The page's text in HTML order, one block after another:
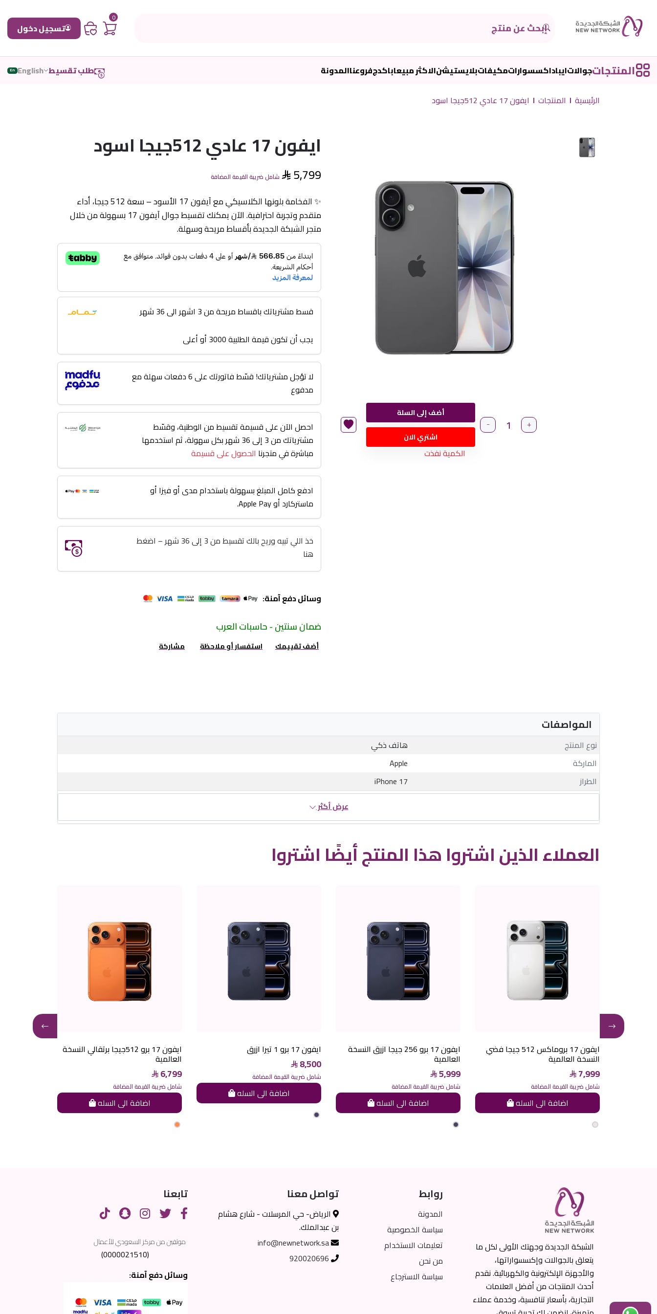
0
تسجيل دخول
المنتجاتجوالاتايباداكسسواراتمكيفاتبلايستيشنالاكثر مبيعاباكدجفروعناالمدونة طلب تقسيط English
En
الرئيسية المنتجات ايفون 17 عادي 512جيجا اسود
- +
أضف إلى السلة
اشتري الان
الكمية نفذت
ايفون 17 عادي 512جيجا اسود
5,799 شامل ضريبة القيمة المضافة
✨ الفخامة بلونها الكلاسيكي مع آيفون 17 الأسود – سعة 512 جيجا، أداء
متقدم وتجربة احترافية. الآن يمكنك تقسيط جوال آيفون 17 بسهولة من خلال
متجر الشبكة الجديدة بأقساط مريحة وسهلة.
قسط مشترياتك باقساط مريحة من 3 اشهر الى 36 شهر
يجب أن تكون قيمة الطلبية 3000 أو أعلى
لا تؤجل مشترياتك! قسّط فاتورتك على 6 دفعات سهلة مع
مدفوع
احصل الآن على قسيمة تقسيط من الوطنية، وقسّط
مشترياتك من 3 إلى 36 شهر بكل سهولة، ثم استخدمها
مباشرة في متجرنا الحصول على قسيمة
ادفع كامل المبلغ بسهولة باستخدام مدى أو فيزا أو
ماستركارد أو Apple Pay.
خذ اللي تبيه وريح بالك تقسيط من 3 إلى 36 شهر – اضغط
هنا
وسائل دفع آمنة:
ضمان سنتين - حاسبات العرب
أضف تقييمك استفسار أو ملاحظة مشاركة
المواصفات
نوع المنتج
هاتف ذكي
الماركة
Apple
الطراز
iPhone 17
عرض أكثر
العملاء الذين اشتروا هذا المنتج أيضًا اشتروا
ايفون 17 برو 512جيجا برتقالي النسخة
العالمية
6,799
شامل ضريبة القيمة المضافة
اضافة الى السله
ايفون 17 برو 1 تيرا ازرق
8,500
شامل ضريبة القيمة المضافة
اضافة الى السله
ايفون 17 برو 256 جيجا ازرق النسخة
العالمية
5,999
شامل ضريبة القيمة المضافة
اضافة الى السله
ايفون 17 بروماكس 512 جيجا فضي
النسخة العالمية
7,999
شامل ضريبة القيمة المضافة
اضافة الى السله
الشبكة الجديدة وجهتك الأولى لكل ما
يتعلق بالجوالات وإكسسواراتها،
والأجهزة الإلكترونية والكهربائية. نقدم
أحدث المنتجات من أفضل العلامات
التجارية، بأسعار تنافسية، وخدمة عملاء
روابط
المدونة
سياسة الخصوصية
تعليمات الاستخدام
من نحن
سياسة الاسترجاع
تواصل معنا
الرياض- حي المرسلات - شارع هشام
بن عبدالملك.
info@newnetwork.sa
920020696
تابعنا
موثقين من مركز السعودي للأعمال
(0000021510)
وسائل دفع آمنة: